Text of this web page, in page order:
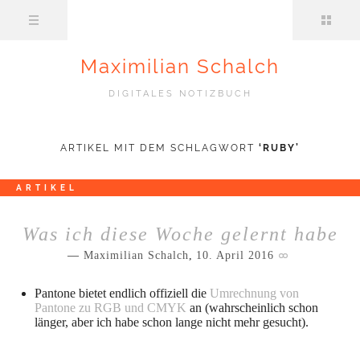
Maximilian Schalch
DIGITALES NOTIZBUCH
ARTIKEL MIT DEM SCHLAGWORT ‘ RUBY’
ARTIKEL
Was ich diese Woche gelernt habe
Maximilian Schalch, 10. April 2016
Pantone bietet endlich offiziell die Umrechnung von
Pantone zu RGB und CMYK an (wahrscheinlich schon
länger, aber ich habe schon lange nicht mehr gesucht).